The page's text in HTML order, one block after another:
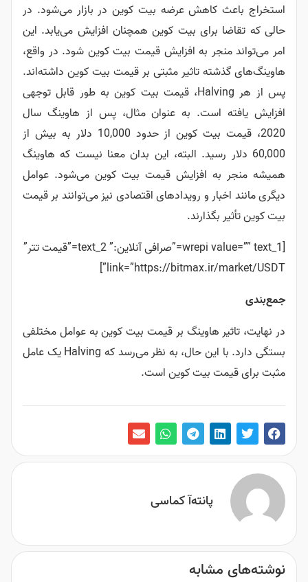
استخراج باعث کاهش عرضه بیت کوین در بازار می‌شود. در
حالی که تقاضا برای بیت کوین همچنان افزایش می‌یابد. این
امر می‌تواند منجر به افزایش قیمت بیت کوین شود. در واقع،
هاوینگ‌های گذشته تاثیر مثبتی بر قیمت بیت کوین داشته‌اند.
پس از هر Halving، قیمت بیت کوین به طور قابل توجهی
افزایش یافته است. به عنوان مثال، پس از هاوینگ سال
2020، قیمت بیت کوین از حدود 10,000 دلار به بیش از
60,000 دلار رسید.
البته، این بدان معنا نیست که هاوینگ
همیشه منجر به افزایش قیمت بیت کوین می‌شود. عوامل
دیگری مانند اخبار و رویدادهای اقتصادی نیز می‌توانند بر قیمت
بیت کوین تأثیر بگذارند.
[wrepi value=”” text_1=”صرافی آنلاین:” text_2=”قیمت تتر”
link=”https://bitmax.ir/market/USDT”]
جمع‌بندی
در نهایت، تاثیر هاوینگ بر قیمت بیت کوین به عوامل مختلفی
بستگی دارد. با این حال، به نظر می‌رسد که Halving یک عامل
مثبت برای قیمت بیت کوین است.
پانته‌آ کماسی
نوشته‌های مشابه